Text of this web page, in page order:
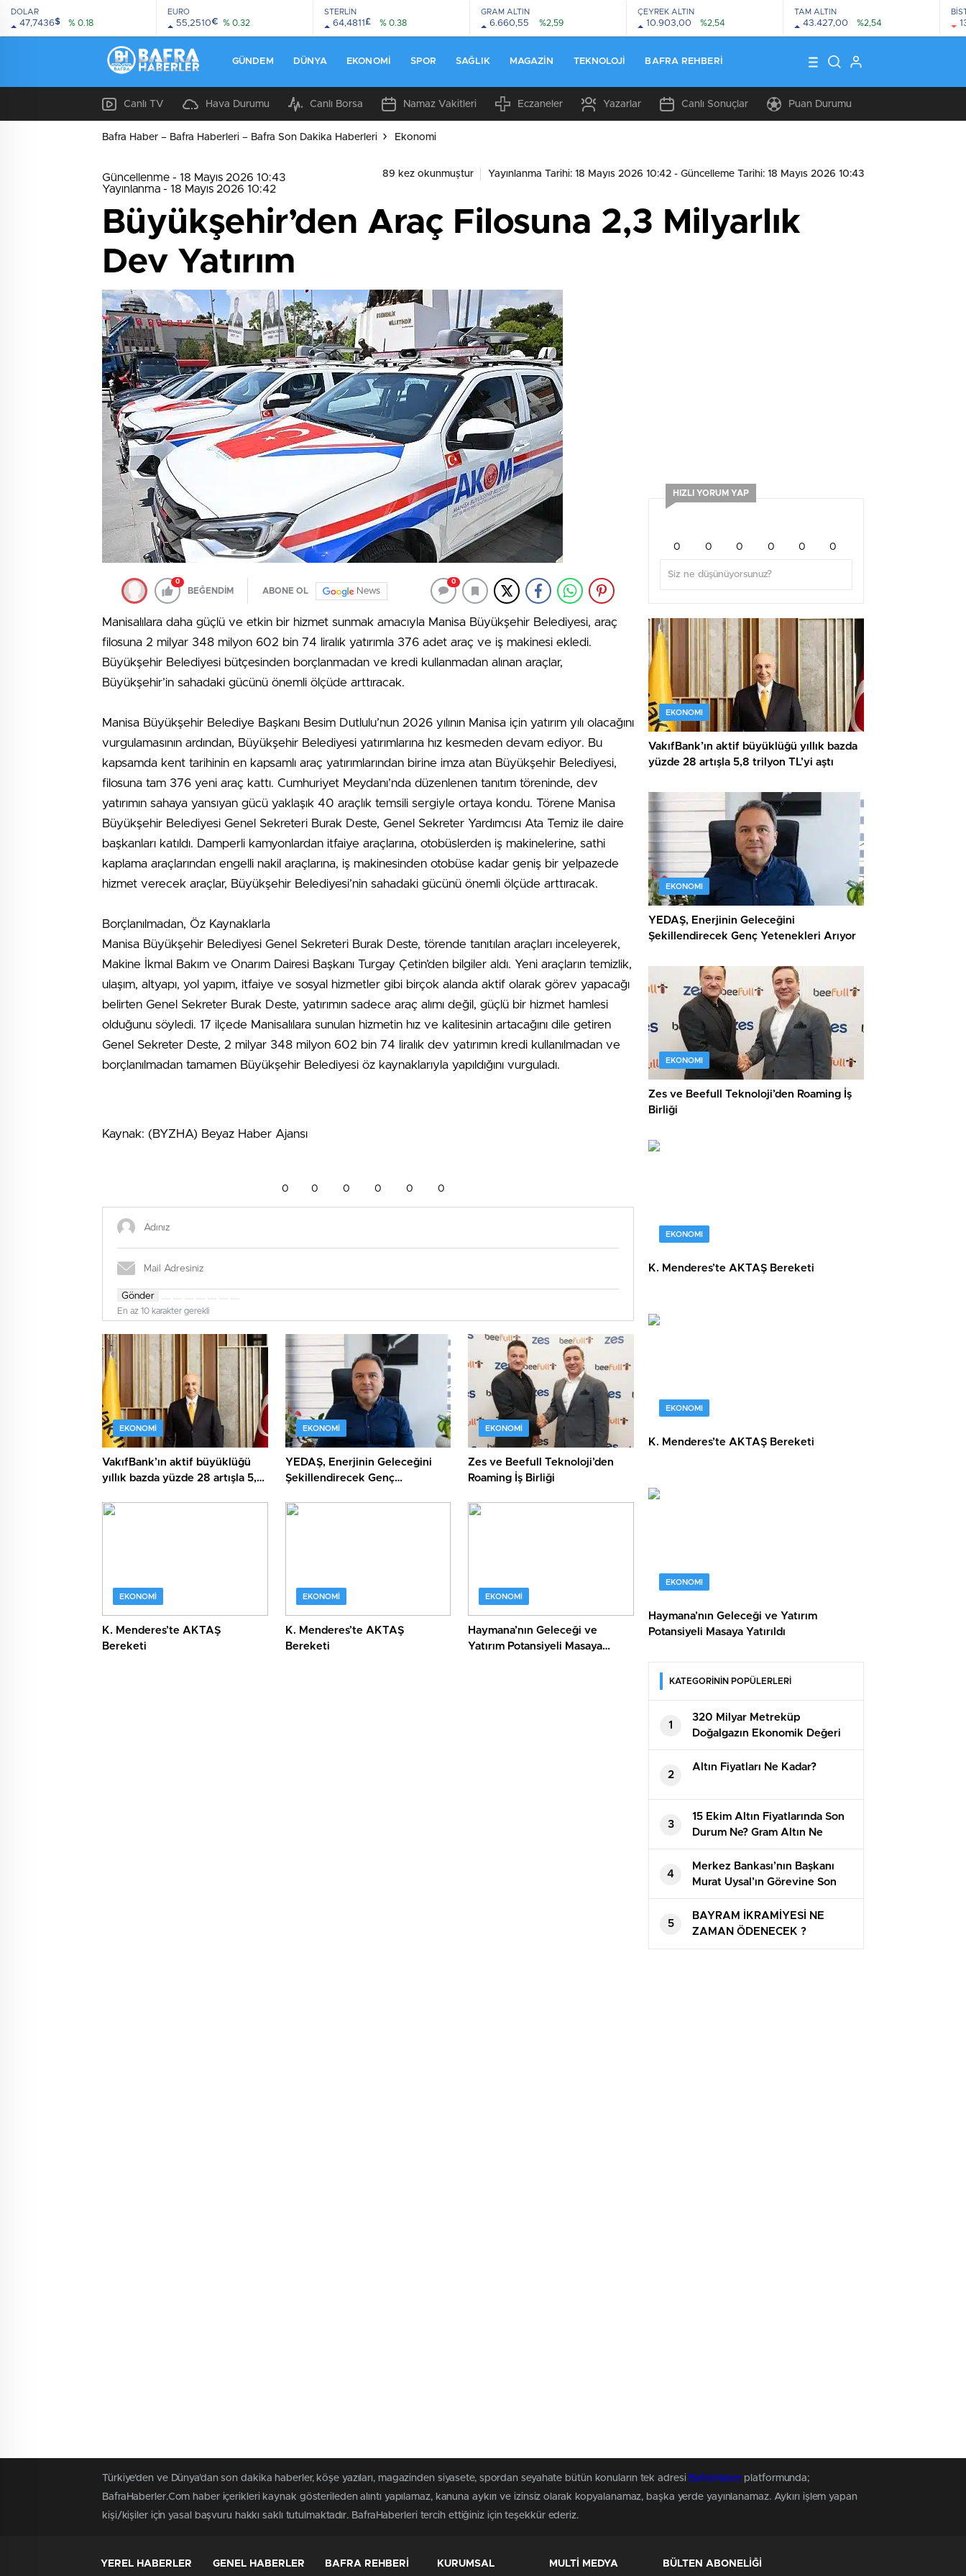
DOLAR
47,7436$ % 0.18
EURO
55,2510€ % 0.32
STERLİN
64,4811 £ % 0.38
GRAM ALTIN
6.660,55 %2,59
ÇEYREK ALTIN
10.903,00 %2,54
TAM ALTIN
43.427,00 %2,54
GÜNDEM DÜNYA EKONOMI SPOR SAĞLIK MAGAZIN TEKNOLOJI BAFRA REHBERI
Canlı TV Hava Durumu Canlı Borsa Namaz Vakitleri Eczaneler Yazarlar Canlı Sonuçlar Puan Durumu
Bafra Haber – Bafra Haberleri – Bafra Son Dakika Haberleri Ekonomi
89 kez okunmuştur Yayınlanma Tarihi: 18 Mayıs 2026 10:42 - Güncelleme Tarihi: 18 Mayıs 2026 10:43
Güncellenme - 18 Mayıs 2026 10:43
Yayınlanma - 18 Mayıs 2026 10:42
Büyükşehir’den Araç Filosuna 2,3 Milyarlık
Dev Yatırım
0
BEĞENDİM ABONE OL News
0
Manisalılara daha güçlü ve etkin bir hizmet sunmak amacıyla Manisa Büyükşehir Belediyesi, araç
filosuna 2 milyar 348 milyon 602 bin 74 liralık yatırımla 376 adet araç ve iş makinesi ekledi.
Büyükşehir Belediyesi bütçesinden borçlanmadan ve kredi kullanmadan alınan araçlar,
Büyükşehir’in sahadaki gücünü önemli ölçüde arttıracak.
Manisa Büyükşehir Belediye Başkanı Besim Dutlulu’nun 2026 yılının Manisa için yatırım yılı olacağını
vurgulamasının ardından, Büyükşehir Belediyesi yatırımlarına hız kesmeden devam ediyor. Bu
kapsamda kent tarihinin en kapsamlı araç yatırımlarından birine imza atan Büyükşehir Belediyesi,
filosuna tam 376 yeni araç kattı. Cumhuriyet Meydanı’nda düzenlenen tanıtım töreninde, dev
yatırımın sahaya yansıyan gücü yaklaşık 40 araçlık temsili sergiyle ortaya kondu. Törene Manisa
Büyükşehir Belediyesi Genel Sekreteri Burak Deste, Genel Sekreter Yardımcısı Ata Temiz ile daire
başkanları katıldı. Damperli kamyonlardan itfaiye araçlarına, otobüslerden iş makinelerine, sathi
kaplama araçlarından engelli nakil araçlarına, iş makinesinden otobüse kadar geniş bir yelpazede
hizmet verecek araçlar, Büyükşehir Belediyesi’nin sahadaki gücünü önemli ölçüde arttıracak.
Borçlanılmadan, Öz Kaynaklarla
Manisa Büyükşehir Belediyesi Genel Sekreteri Burak Deste, törende tanıtılan araçları inceleyerek,
Makine İkmal Bakım ve Onarım Dairesi Başkanı Turgay Çetin’den bilgiler aldı. Yeni araçların temizlik,
ulaşım, altyapı, yol yapım, itfaiye ve sosyal hizmetler gibi birçok alanda aktif olarak görev yapacağı
belirten Genel Sekreter Burak Deste, yatırımın sadece araç alımı değil, güçlü bir hizmet hamlesi
olduğunu söyledi. 17 ilçede Manisalılara sunulan hizmetin hız ve kalitesinin artacağını dile getiren
Genel Sekreter Deste, 2 milyar 348 milyon 602 bin 74 liralık dev yatırımın kredi kullanılmadan ve
borçlanılmadan tamamen Büyükşehir Belediyesi öz kaynaklarıyla yapıldığını vurguladı.
Kaynak: (BYZHA) Beyaz Haber Ajansı
0 0 0 0 0 0
Gönder
En az 10 karakter gerekli
EKONOMI
VakıfBank’ın aktif büyüklüğü
yıllık bazda yüzde 28 artışla 5,8
EKONOMI
YEDAŞ, Enerjinin Geleceğini
Şekillendirecek Genç
EKONOMI
Zes ve Beefull Teknoloji’den
Roaming İş Birliği
EKONOMI
K. Menderes’te AKTAŞ
Bereketi
EKONOMI
K. Menderes’te AKTAŞ
Bereketi
EKONOMI
Haymana’nın Geleceği ve
Yatırım Potansiyeli Masaya
HIZLI YORUM YAP
0 0 0 0 0 0
EKONOMI
VakıfBank’ın aktif büyüklüğü yıllık bazda
yüzde 28 artışla 5,8 trilyon TL’yi aştı
EKONOMI
YEDAŞ, Enerjinin Geleceğini
Şekillendirecek Genç Yetenekleri Arıyor
EKONOMI
Zes ve Beefull Teknoloji’den Roaming İş
Birliği
EKONOMI
K. Menderes’te AKTAŞ Bereketi
EKONOMI
K. Menderes’te AKTAŞ Bereketi
EKONOMI
Haymana’nın Geleceği ve Yatırım
Potansiyeli Masaya Yatırıldı
KATEGORİNİN POPÜLERLERİ
1
320 Milyar Metreküp
Doğalgazın Ekonomik Değeri
Açıklandı
2
Altın Fiyatları Ne Kadar?
3
15 Ekim Altın Fiyatlarında Son
Durum Ne? Gram Altın Ne
Kadar?
4
Merkez Bankası’nın Başkanı
Murat Uysal’ın Görevine Son
Verildi
5
BAYRAM İKRAMİYESİ NE
ZAMAN ÖDENECEK ?
Türkiye'den ve Dünya’dan son dakika haberler, köşe yazıları, magazinden siyasete, spordan seyahate bütün konuların tek adresi BafraHaberplatformunda;
BafraHaberler.Com haber içerikleri kaynak gösterileden alıntı yapılamaz, kanuna aykırı ve izinsiz olarak kopyalanamaz, başka yerde yayınlanamaz. Aykırı işlem yapan
kişi/kişiler için yasal başvuru hakkı saklı tutulmaktadır. BafraHaberleri tercih ettiğiniz için teşekkür ederiz.
YEREL HABERLER GENEL HABERLER BAFRA REHBERİ KURUMSAL MULTİ MEDYA BÜLTEN ABONELİĞİ